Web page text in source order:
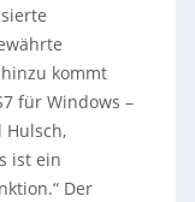
kommt
für Windows –
Hulsch,
ist ein
Der